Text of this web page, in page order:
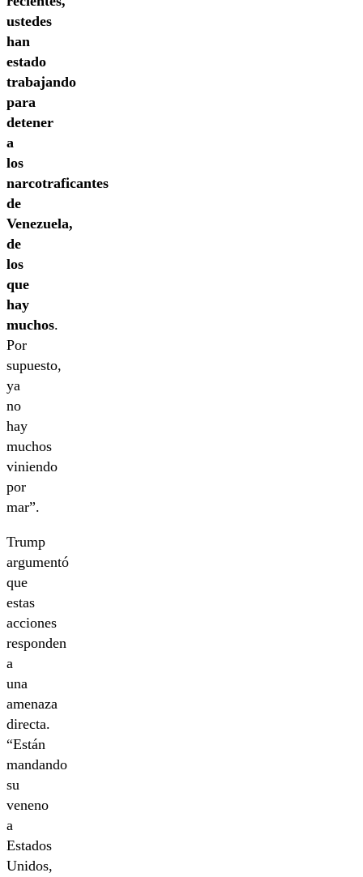
ustedes
han
estado
trabajando
para
detener
a
los
narcotraficantes
de
Venezuela,
de
los
que
hay
muchos.
Por
supuesto,
ya
no
hay
muchos
viniendo
por
mar”.
Trump
argumentó
que
estas
acciones
responden
a
una
amenaza
directa.
“Están
mandando
su
veneno
a
Estados
Unidos,